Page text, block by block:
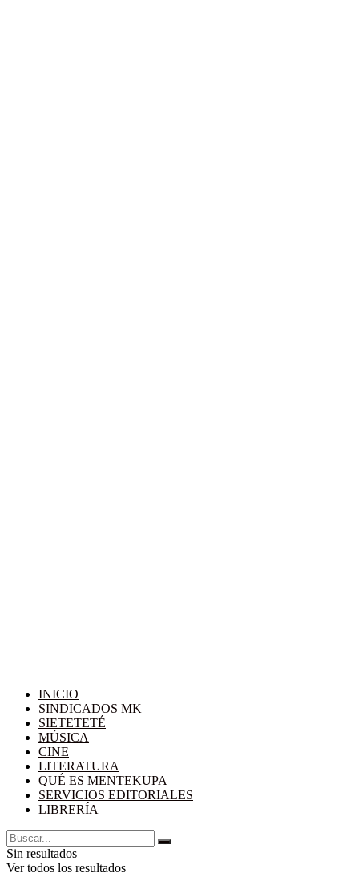
INICIO
SINDICADOS MK
SIETETETÉ
MÚSICA
CINE
LITERATURA
QUÉ ES MENTEKUPA
SERVICIOS EDITORIALES
LIBRERÍA
Sin resultados
Ver todos los resultados